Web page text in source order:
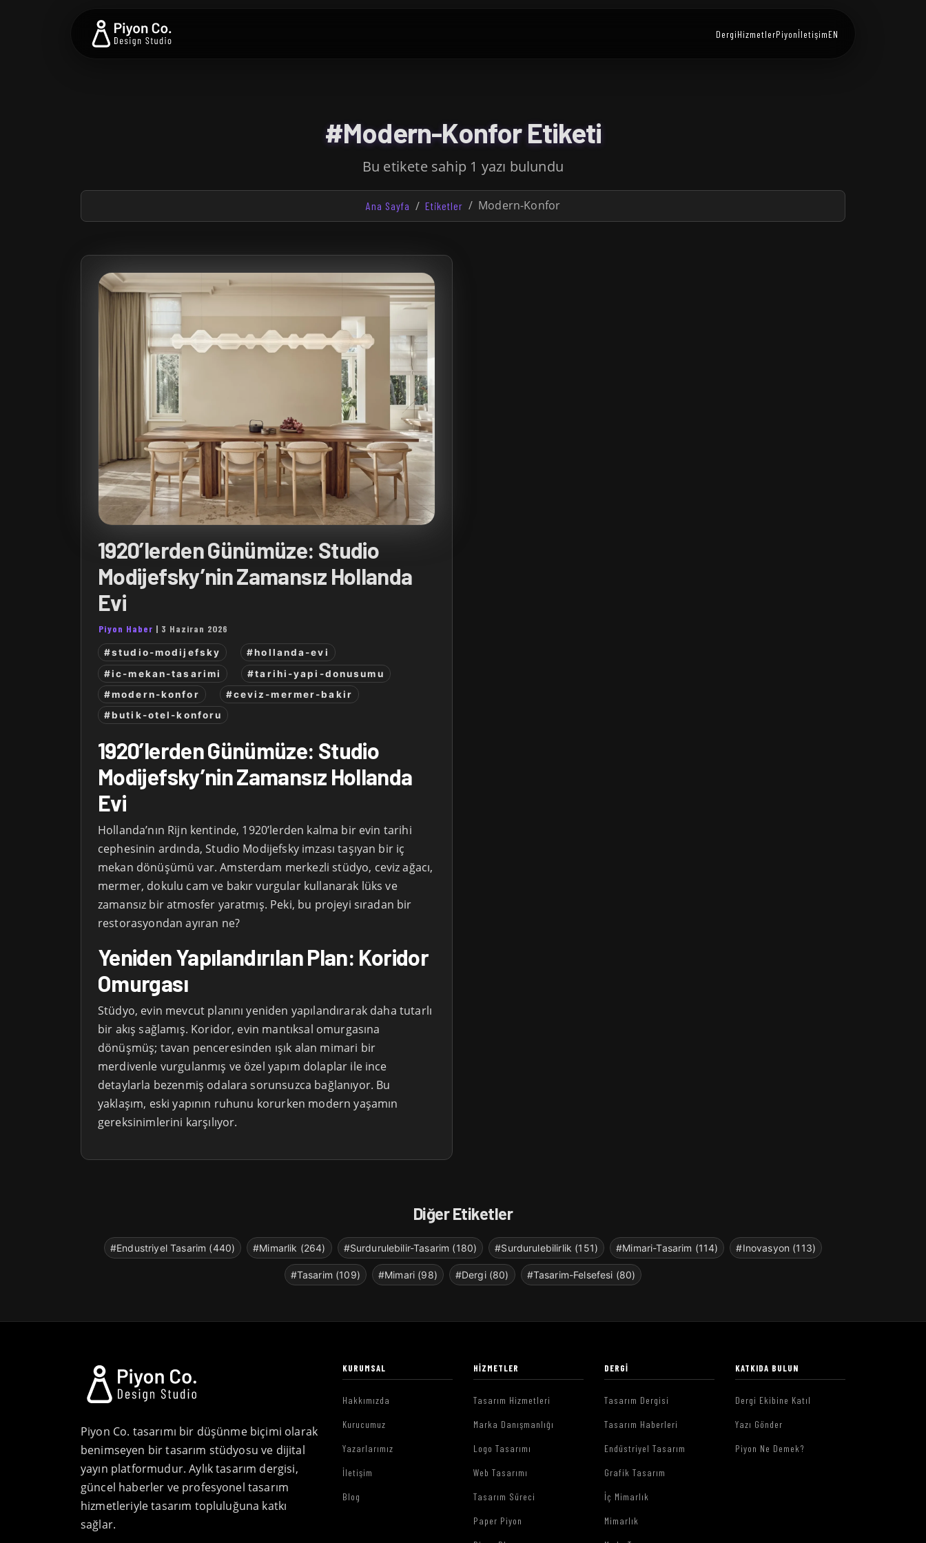
DergiHizmetlerPiyonİletişimEN
#Modern-Konfor Etiketi
Bu etikete sahip 1 yazı bulundu
Ana Sayfa Etiketler Modern-Konfor
1920’lerden Günümüze: Studio
Modijefsky’nin Zamansız Hollanda
Evi
Piyon Haber | 3 Haziran 2026
#studio-modijefsky
#hollanda-evi
#ic-mekan-tasarimi
#tarihi-yapi-donusumu
#modern-konfor
#ceviz-mermer-bakir
#butik-otel-konforu
1920’lerden Günümüze: Studio
Modijefsky’nin Zamansız Hollanda
Evi
Hollanda’nın Rijn kentinde, 1920’lerden kalma bir evin tarihi
cephesinin ardında, Studio Modijefsky imzası taşıyan bir iç
mekan dönüşümü var. Amsterdam merkezli stüdyo, ceviz ağacı,
mermer, dokulu cam ve bakır vurgular kullanarak lüks ve
zamansız bir atmosfer yaratmış. Peki, bu projeyi sıradan bir
restorasyondan ayıran ne?
Yeniden Yapılandırılan Plan: Koridor
Omurgası
Stüdyo, evin mevcut planını yeniden yapılandırarak daha tutarlı
bir akış sağlamış. Koridor, evin mantıksal omurgasına
dönüşmüş; tavan penceresinden ışık alan mimari bir
merdivenle vurgulanmış ve özel yapım dolaplar ile ince
detaylarla bezenmiş odalara sorunsuzca bağlanıyor. Bu
yaklaşım, eski yapının ruhunu korurken modern yaşamın
gereksinimlerini karşılıyor.
Diğer Etiketler
#Endustriyel Tasarim (440) #Mimarlik (264) #Surdurulebilir-Tasarim (180) #Surdurulebilirlik (151) #Mimari-Tasarim (114) #Inovasyon (113)
#Tasarim (109) #Mimari (98) #Dergi (80) #Tasarim-Felsefesi (80)
Piyon Co. tasarımı bir düşünme biçimi olarak
benimseyen bir tasarım stüdyosu ve dijital
yayın platformudur. Aylık tasarım dergisi,
güncel haberler ve profesyonel tasarım
hizmetleriyle tasarım topluluğuna katkı
sağlar.
KURUMSAL
Hakkımızda
Kurucumuz
Yazarlarımız
İletişim
Blog
HIZMETLER
Tasarım Hizmetleri
Marka Danışmanlığı
Logo Tasarımı
Web Tasarımı
Tasarım Süreci
Paper Piyon
DERGI
Tasarım Dergisi
Tasarım Haberleri
Endüstriyel Tasarım
Grafik Tasarım
İç Mimarlık
Mimarlık
KATKIDA BULUN
Dergi Ekibine Katıl
Yazı Gönder
Piyon Ne Demek?